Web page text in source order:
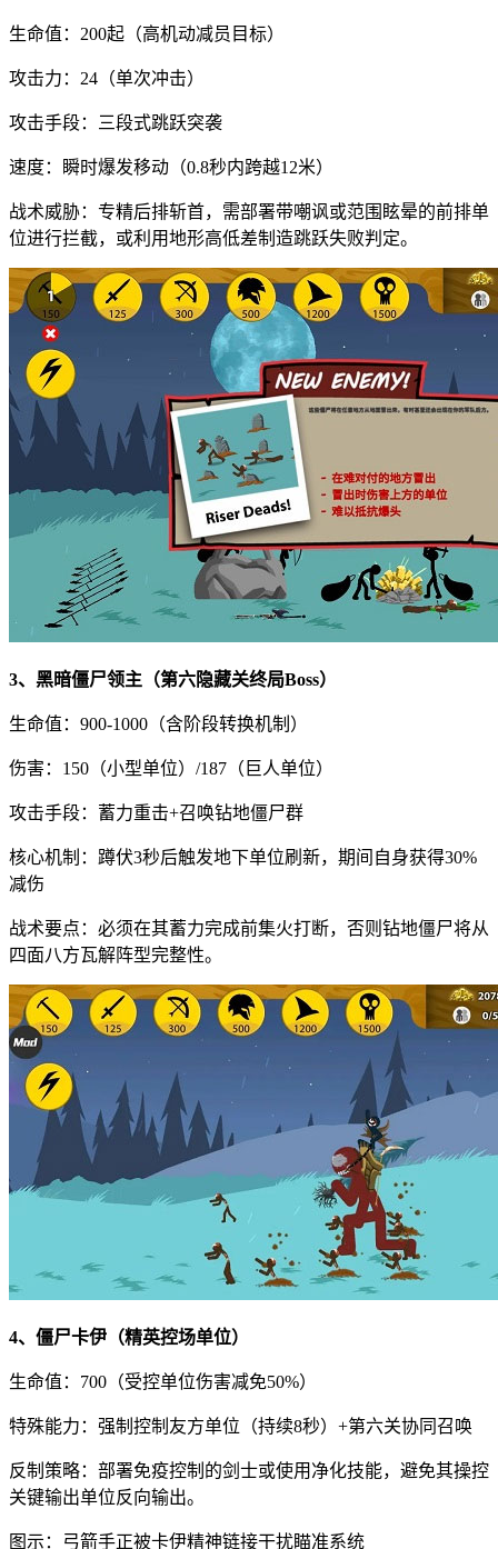
生命值：200起（高机动减员目标）
攻击力：24（单次冲击）
攻击手段：三段式跳跃突袭
速度：瞬时爆发移动（0.8秒内跨越12米）
战术威胁：专精后排斩首，需部署带嘲讽或范围眩晕的前排单
位进行拦截，或利用地形高低差制造跳跃失败判定。
3、黑暗僵尸领主（第六隐藏关终局Boss）
生命值：900-1000（含阶段转换机制）
伤害：150（小型单位）/187（巨人单位）
攻击手段：蓄力重击+召唤钻地僵尸群
核心机制：蹲伏3秒后触发地下单位刷新，期间自身获得30%
减伤
战术要点：必须在其蓄力完成前集火打断，否则钻地僵尸将从
四面八方瓦解阵型完整性。
4、僵尸卡伊（精英控场单位）
生命值：700（受控单位伤害减免50%）
特殊能力：强制控制友方单位（持续8秒）+第六关协同召唤
反制策略：部署免疫控制的剑士或使用净化技能，避免其操控
关键输出单位反向输出。
图示：弓箭手正被卡伊精神链接干扰瞄准系统